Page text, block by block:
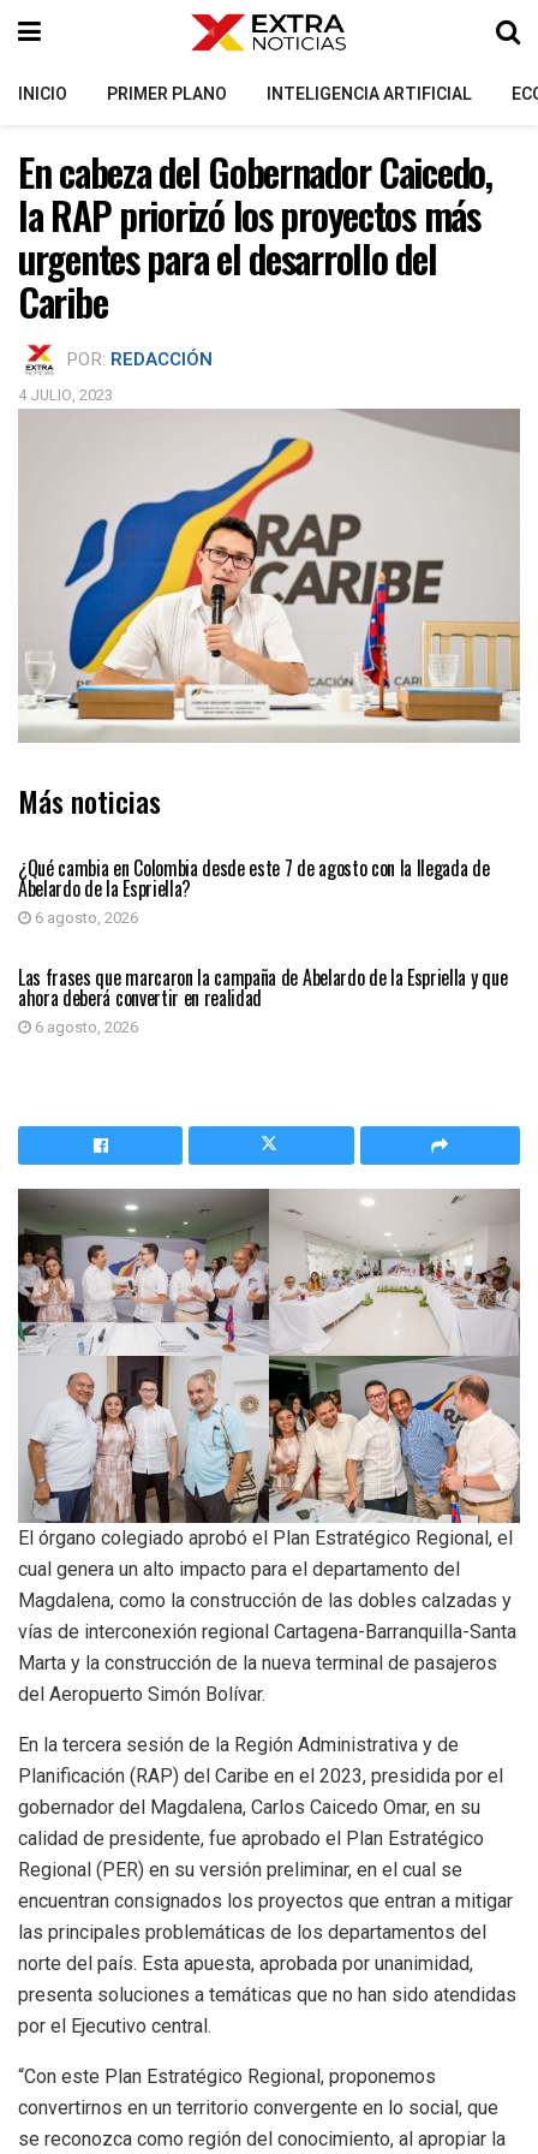
INICIO PRIMER PLANO INTELIGENCIA ARTIFICIAL
En cabeza del Gobernador Caicedo,
la RAP priorizó los proyectos más
urgentes para el desarrollo del
Caribe
POR: REDACCIÓN
4 JULIO, 2023
Más noticias
¿Qué cambia en Colombia desde este 7 de agosto con la llegada de
Abelardo de la Espriella?
6 agosto, 2026
PRIMER PLANO
Las frases que marcaron la campaña de Abelardo de la Espriella y que
ahora deberá convertir en realidad
6 agosto, 2026
El órgano colegiado aprobó el Plan Estratégico Regional, el
cual genera un alto impacto para el departamento del
Magdalena, como la construcción de las dobles calzadas y
vías de interconexión regional Cartagena-Barranquilla-Santa
Marta y la construcción de la nueva terminal de pasajeros
del Aeropuerto Simón Bolívar.
En la tercera sesión de la Región Administrativa y de
Planificación (RAP) del Caribe en el 2023, presidida por el
gobernador del Magdalena, Carlos Caicedo Omar, en su
calidad de presidente, fue aprobado el Plan Estratégico
Regional (PER) en su versión preliminar, en el cual se
encuentran consignados los proyectos que entran a mitigar
las principales problemáticas de los departamentos del
norte del país. Esta apuesta, aprobada por unanimidad,
presenta soluciones a temáticas que no han sido atendidas
por el Ejecutivo central.
“Con este Plan Estratégico Regional, proponemos
convertirnos en un territorio convergente en lo social, que
se reconozca como región del conocimiento, al apropiar la